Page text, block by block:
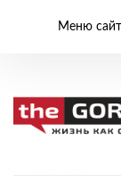
Меню